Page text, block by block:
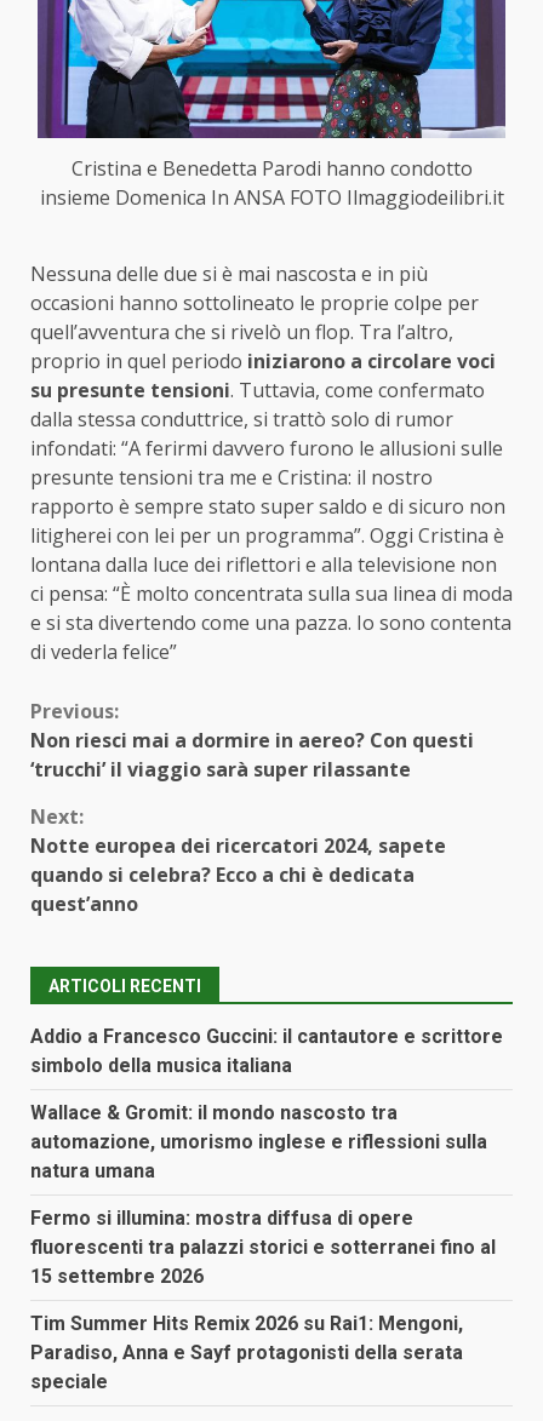
Cristina e Benedetta Parodi hanno condotto
insieme Domenica In ANSA FOTO Ilmaggiodeilibri.it
Nessuna delle due si è mai nascosta e in più
occasioni hanno sottolineato le proprie colpe per
quell’avventura che si rivelò un flop. Tra l’altro,
proprio in quel periodo iniziarono a circolare voci
su presunte tensioni. Tuttavia, come confermato
dalla stessa conduttrice, si trattò solo di rumor
infondati: “A ferirmi davvero furono le allusioni sulle
presunte tensioni tra me e Cristina: il nostro
rapporto è sempre stato super saldo e di sicuro non
litigherei con lei per un programma”. Oggi Cristina è
lontana dalla luce dei riflettori e alla televisione non
ci pensa: “È molto concentrata sulla sua linea di moda
e si sta divertendo come una pazza. Io sono contenta
di vederla felice”
Continue
Reading
Previous:
Non riesci mai a dormire in aereo? Con questi
‘trucchi’ il viaggio sarà super rilassante
Next:
Notte europea dei ricercatori 2024, sapete
quando si celebra? Ecco a chi è dedicata
quest’anno
ARTICOLI RECENTI
Addio a Francesco Guccini: il cantautore e scrittore
simbolo della musica italiana
Wallace & Gromit: il mondo nascosto tra
automazione, umorismo inglese e riflessioni sulla
natura umana
Fermo si illumina: mostra diffusa di opere
fluorescenti tra palazzi storici e sotterranei fino al
15 settembre 2026
Tim Summer Hits Remix 2026 su Rai1: Mengoni,
Paradiso, Anna e Sayf protagonisti della serata
speciale